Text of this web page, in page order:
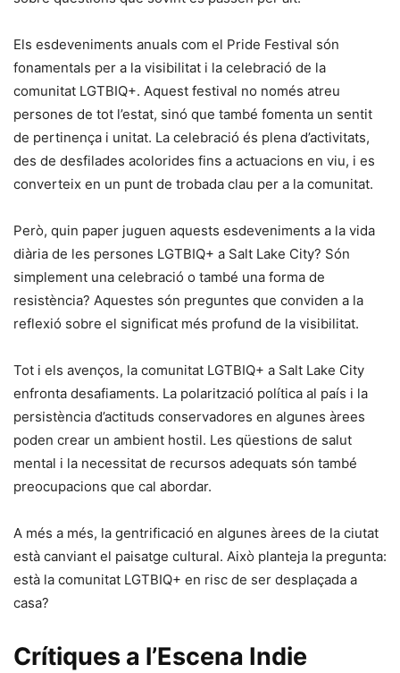
Els esdeveniments anuals com el Pride Festival són
fonamentals per a la visibilitat i la celebració de la
comunitat LGTBIQ+. Aquest festival no només atreu
persones de tot l’estat, sinó que també fomenta un sentit
de pertinença i unitat. La celebració és plena d’activitats,
des de desfilades acolorides fins a actuacions en viu, i es
converteix en un punt de trobada clau per a la comunitat.
Però, quin paper juguen aquests esdeveniments a la vida
diària de les persones LGTBIQ+ a Salt Lake City? Són
simplement una celebració o també una forma de
resistència? Aquestes són preguntes que conviden a la
reflexió sobre el significat més profund de la visibilitat.
Tot i els avenços, la comunitat LGTBIQ+ a Salt Lake City
enfronta desafiaments. La polarització política al país i la
persistència d’actituds conservadores en algunes àrees
poden crear un ambient hostil. Les qüestions de salut
mental i la necessitat de recursos adequats són també
preocupacions que cal abordar.
A més a més, la gentrificació en algunes àrees de la ciutat
està canviant el paisatge cultural. Això planteja la pregunta:
està la comunitat LGTBIQ+ en risc de ser desplaçada a
casa?
Crítiques a l’Escena Indie